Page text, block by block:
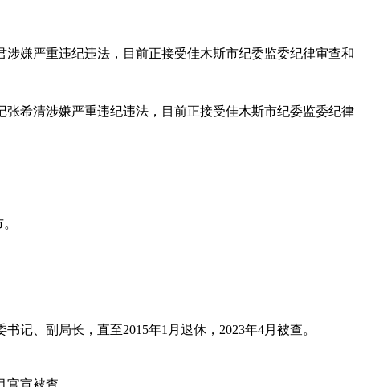
嫌严重违纪违法，目前正接受佳木斯市纪委监委纪律审查和
希清涉嫌严重违纪违法，目前正接受佳木斯市纪委监委纪律
记、副局长，直至2015年1月退休，2023年4月被查。
宣被查。